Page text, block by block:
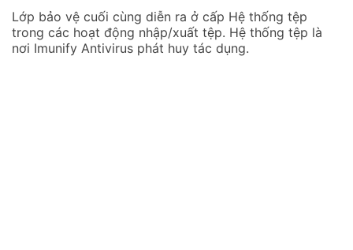
Lớp bảo vệ cuối cùng diễn ra ở cấp Hệ thống tệp
trong các hoạt động nhập/xuất tệp. Hệ thống tệp là
nơi Imunify Antivirus phát huy tác dụng.